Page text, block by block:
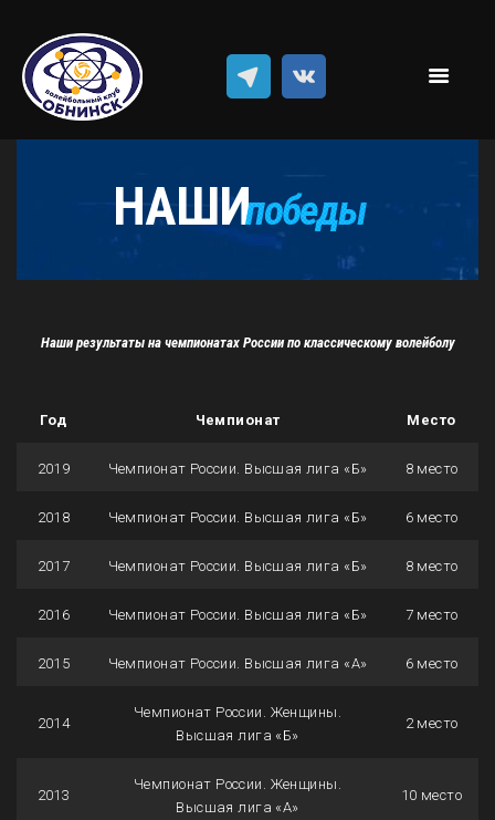
Новости
Классический волейбол
Пляжный волейбол
Достижения
Результаты
НАШИпобеды
Наши результаты на чемпионатах России по классическому волейболу
Год Чемпионат Место
2019 Чемпионат России. Высшая лига «Б» 8 место
2018 Чемпионат России. Высшая лига «Б» 6 место
2017 Чемпионат России. Высшая лига «Б» 8 место
2016 Чемпионат России. Высшая лига «Б» 7 место
2015 Чемпионат России. Высшая лига «А» 6 место
2014
Чемпионат России. Женщины.
Высшая лига «Б»
2 место
2013
Чемпионат России. Женщины.
Высшая лига «А»
10 место